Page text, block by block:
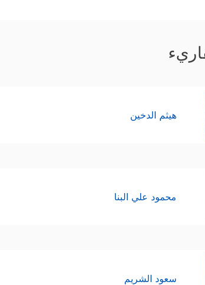
عن استِفزازاتهم ومكائدهم،
یُبۡصِرُونَ
سيدي رسول الله وعلى آل بيتك
المرسلين، وآخرُ دعوانا أن الحمد
هيثم الدخين
محمود علي البنا
سعود الشريم